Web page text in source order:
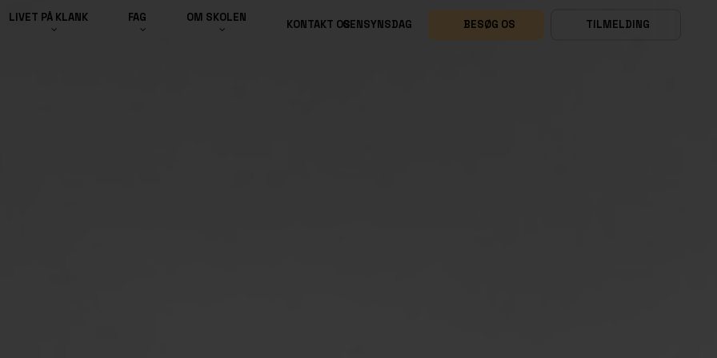
LIVET PÅ KLANK FAG OM SKOLEN
KONTAKT OSGENSYNSDAG BESØG OS TILMELDING